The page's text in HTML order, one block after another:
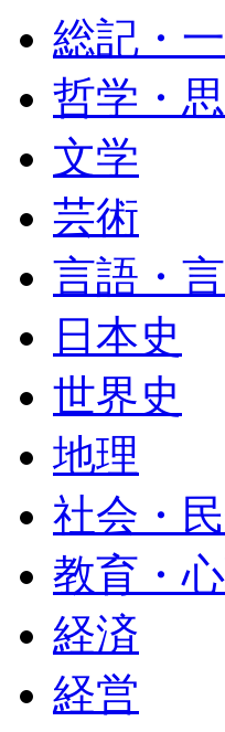
総記・
哲学・
文学
芸術
言語・
日本史
世界史
地理
社会・
教育・
経済
経営